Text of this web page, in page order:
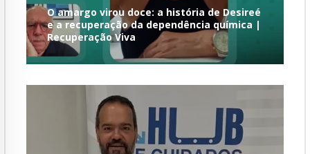
O amargo virou doce: a história de Desireé
e a recuperação da dependência química |
Recuperação Viva